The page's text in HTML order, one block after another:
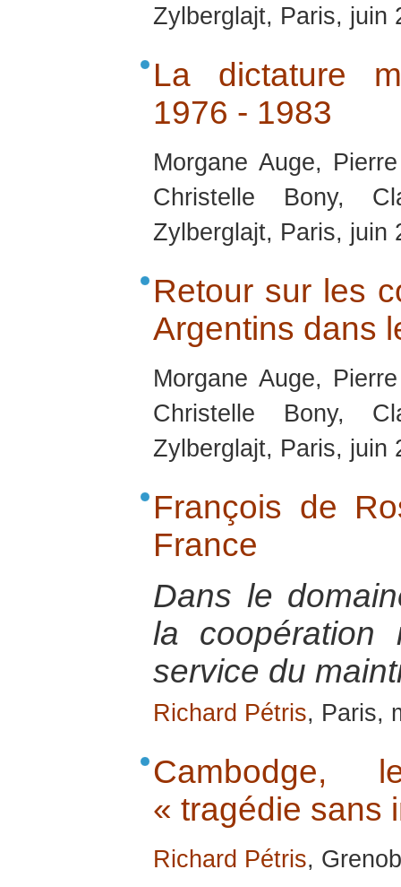
Zylberglajt, Paris, juin
La dictature
1976 - 1983
Morgane Auge,
Christelle Bony,
Zylberglajt, Paris, juin
Retour sur les
Argentins dans
Morgane Auge,
Christelle Bony,
Zylberglajt, Paris, juin
François de
France
Dans le
la coopération
service du
Richard Pétris, Paris,
Cambodge,
« tragédie sans
Richard Pétris,